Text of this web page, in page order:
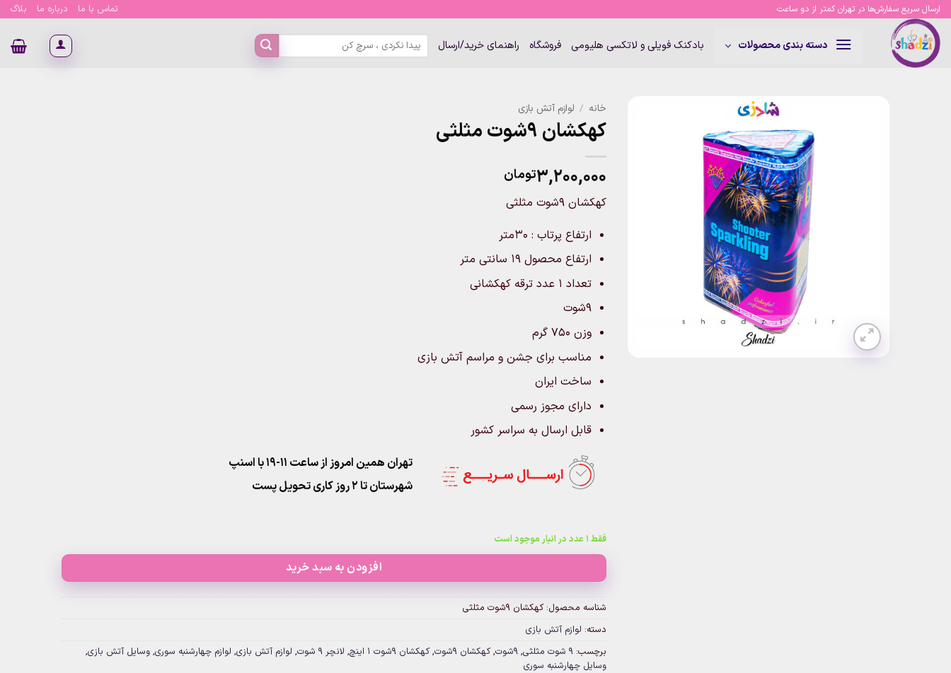
Skip
content
ارسال سریع سفارش‌ها در تهران کمتر از دو ساعت تماس با ما درباره ما بلاگ
دسته بندی محصولات بادکنک فویلی و لاتکسی هلیومی فروشگاه راهنمای خرید/ارسال
جستجو
برای:
خانه / لوازم آتش بازی
کهکشان 9شوت مثلثی
۳,۲۰۰,۰۰۰تومان
کهکشان 9شوت مثلثی
ارتفاع پرتاب : 30متر
ارتفاع محصول 19 سانتی متر
تعداد ۱ عدد ترقه کهکشانی
9شوت
وزن 750 گرم
مناسب برای جشن و مراسم آتش بازی
ساخت ایران
دارای مجوز رسمی
قابل ارسال به سراسر کشور
تهران همین امروز از ساعت ۱۱-۱۹ با اسنپ
شهرستان تا 2 روز کاری تحویل پست
فقط 1 عدد در انبار موجود است
افزودن به سبد خرید
شناسه محصول:کهکشان 9شوت مثلثی
دسته: لوازم آتش بازی
برچسب: 9 شوت مثلثی , 9شوت ,کهکشان 9شوت ,کهکشان 9شوت 1 اینچ , لانچر 9 شوت , لوازم آتش بازی, لوازم چهارشنبه سوری, وسایل آتش بازی,
وسایل چهارشنبه سوری